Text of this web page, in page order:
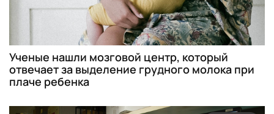
Ученые нашли мозговой центр, который
отвечает за выделение грудного молока при
плаче ребенка